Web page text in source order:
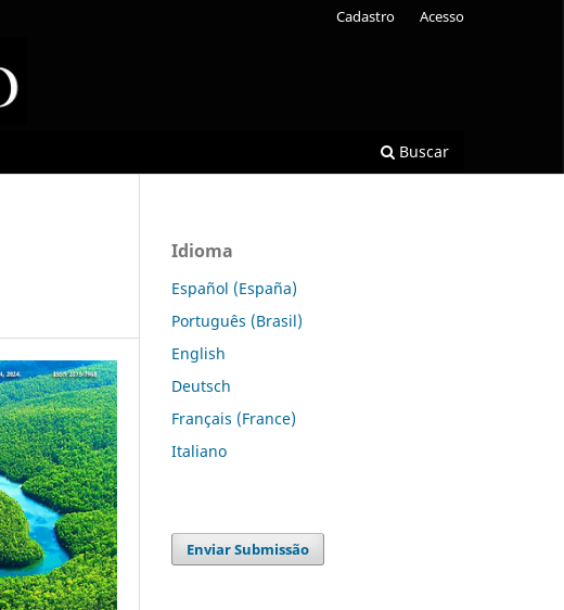
Buscar
Cadastro Acesso
Idioma
Español (España)
Português (Brasil)
English
Deutsch
Français (France)
Italiano
Enviar Submissão